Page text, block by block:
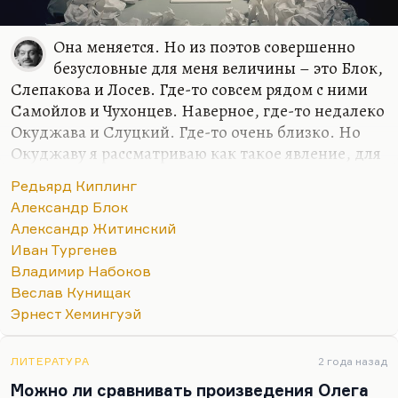
Она меняется. Но из поэтов совершенно
безусловные для меня величины – это Блок,
Слепакова и Лосев. Где-то совсем рядом с ними
Самойлов и Чухонцев. Наверное, где-то недалеко
Окуджава и Слуцкий. Где-то очень близко. Но
Окуджаву я рассматриваю как такое явление, для
конгломерат нерасчленимый. Видите, семерку
только могу назвать. Но в самом первом ряду
люди, который я люблю кровной,
нерасторжимой любовью. Блок, Слепакова и
Лосев. Наверное, вот так.
Мне при первом знакомстве Кенжеев сказал:
и Мандельштам». Насчет Блока – да, говорю,
точно, не ошибся. А вот насчет Мандельштама –
Редьярд Киплинг
Александр Блок
Александр Житинский
Иван Тургенев
Владимир Набоков
Веслав Кунищак
Эрнест Хемингуэй
ЛИТЕРАТУРА 2 года назад
Можно ли сравнивать произведения Олега